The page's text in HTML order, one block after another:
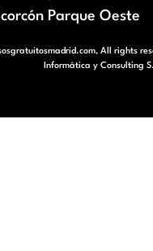
Parque Oeste
All rights
Informática y Consulting